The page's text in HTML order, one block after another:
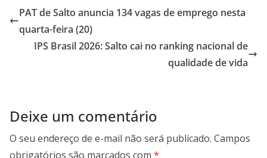
b
o
o
k
s
A
p
p
e
d
n
g
r
a
m
PAT de Salto anuncia 134 vagas de emprego nesta
quarta-feira (20)
IPS Brasil 2026: Salto cai no ranking nacional de
qualidade de vida
Deixe um comentário
O seu endereço de e-mail não será publicado. Campos
obrigatórios são marcados com *